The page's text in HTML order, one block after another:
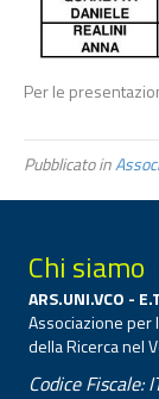
Per le
Pubblicato in
Chi siamo
ARS.UNI.VCO -
Associazione per
della Ricerca nel
Codice